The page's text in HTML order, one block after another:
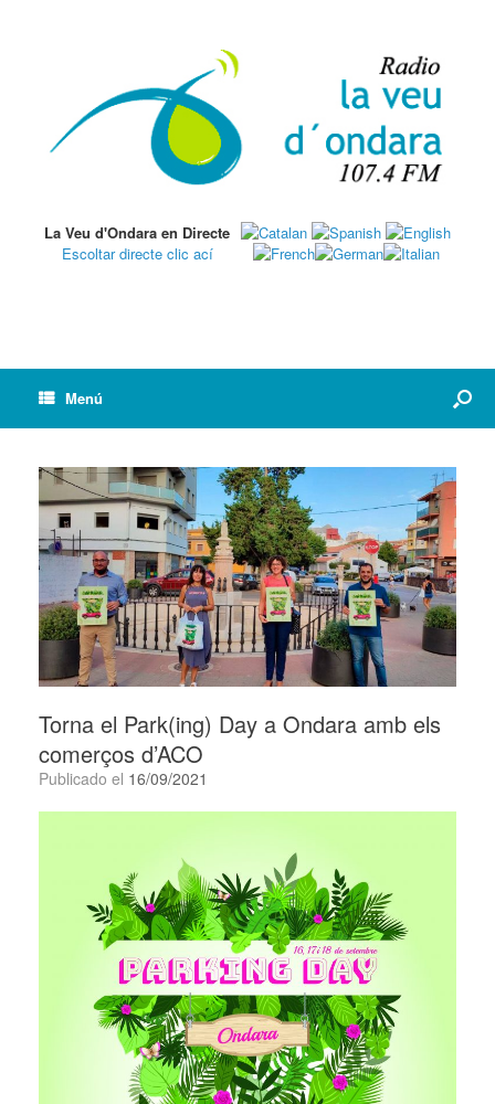
La Veu d'Ondara en Directe
Escoltar directe clic ací
Menú
Torna el Park(ing) Day a Ondara amb els
comerços d’ACO
Publicado el 16/09/2021